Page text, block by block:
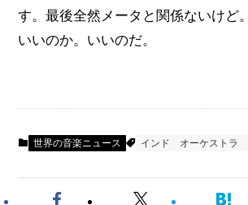
す。最後全然メータと関係ないけど
いいのか。いいのだ。
世界の音楽ニュース インド オーケストラ